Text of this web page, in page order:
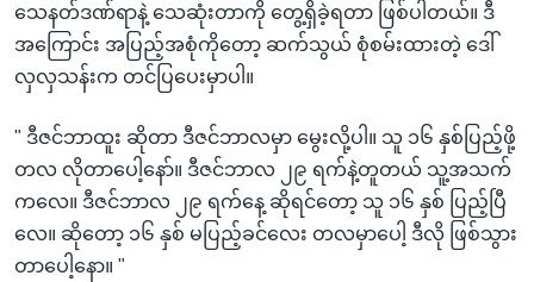
ရန်သေနတ်ဒဏ်ရာနဲ့ သေဆုံးတာကို တွေ့ရှိခဲ့ရတာ ဖြစ်ပါတယ်။ ဒီ
အကြောင်း အပြည့်အစုံကိုတော့ ဆက်သွယ် စုံစမ်းထားတဲ့ ဒေါ်
လှလှသန်းက တင်ပြပေးမှာပါ။
" ဒီဇင်ဘာထူး ဆိုတာ ဒီဇင်ဘာလမှာ မွေးလို့ပါ။ သူ ၁၆ နှစ်ပြည့်ဖို့
တလ လိုတာပေါ့နော်။ ဒီဇင်ဘာလ ၂၉ ရက်နဲ့တူတယ် သူ့အသက်
ကလေ။ ဒီဇင်ဘာလ ၂၉ ရက်နေ့ ဆိုရင်တော့ သူ ၁၆ နှစ် ပြည့်ပြီ
လေ။ ဆိုတော့ ၁၆ နှစ် မပြည့်ခင်လေး တလမှာပေါ့ ဒီလို ဖြစ်သွား
တာပေါ့နော။ "